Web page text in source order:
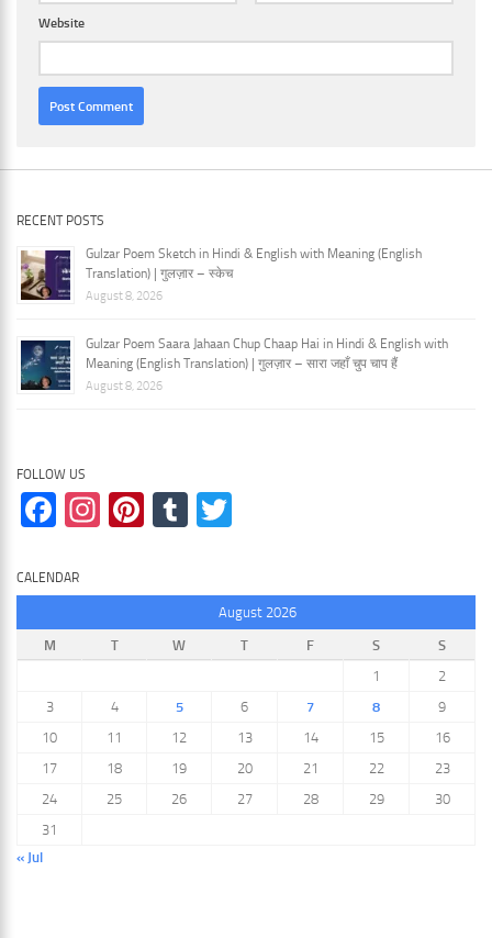
Website
RECENT POSTS
Gulzar Poem Sketch in Hindi & English with Meaning (English
Translation) | गुलज़ार – स्केच
August 8, 2026
Gulzar Poem Saara Jahaan Chup Chaap Hai in Hindi & English with
Meaning (English Translation) | गुलज़ार – सारा जहाँ चुप चाप हैं
August 8, 2026
FOLLOW US
Facebook
Instagram
Pinterest
Tumblr
CALENDAR
August 2026
M
T W T F S
S
1
2
3
4 5 6 7 8
9
10
11 12 13 14 15
16
17
18 19 20 21 22
23
24
25 26 27 28 29
30
31
« Jul